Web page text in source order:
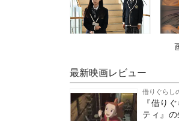
最新映画レビュー
借りぐらし
『借り
ティ』